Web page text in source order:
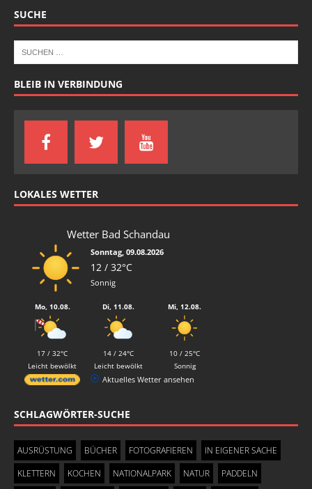
SUCHE
BLEIB IN VERBINDUNG
LOKALES WETTER
Wetter Bad Schandau
Sonntag, 09.08.2026
12 / 32°C
Sonnig
Mo, 10.08.
17 / 32°C
Leicht bewölkt
Di, 11.08.
14 / 24°C
Leicht bewölkt
Mi, 12.08.
10 / 25°C
Sonnig
Aktuelles Wetter ansehen
SCHLAGWÖRTER-SUCHE
AUSRÜSTUNG BÜCHER FOTOGRAFIEREN
IN EIGENER SACHE
KLETTERN
KOCHEN NATIONALPARK NATUR
PADDELN